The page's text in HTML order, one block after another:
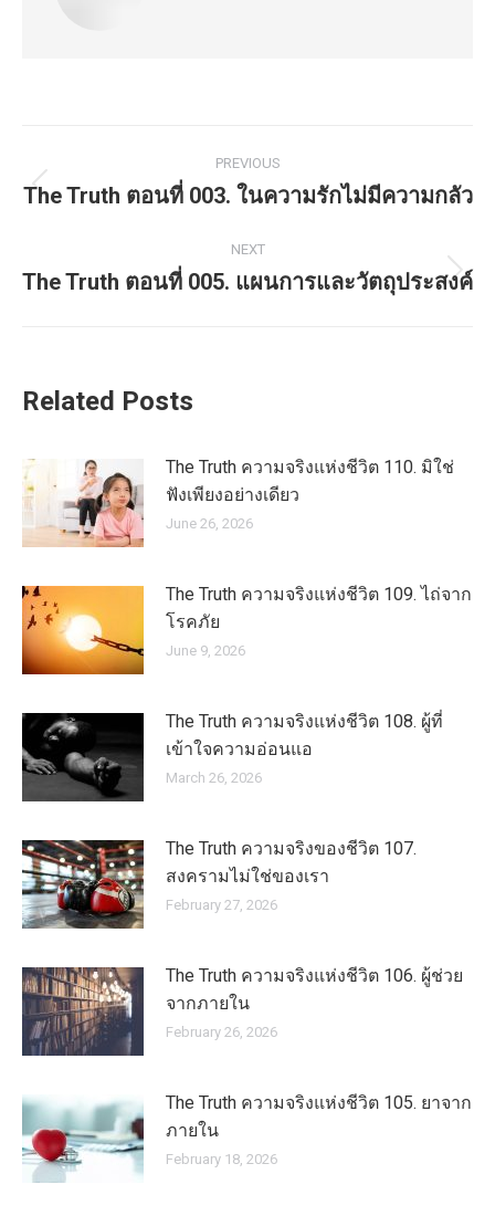
navigation
PREVIOUS
Previous
The Truth ตอนที่ 003. ในความรักไม่มีความกลัว
NEXT
Next
The Truth ตอนที่ 005. แผนการและวัตถุประสงค์
Related Posts
The Truth ความจริงแห่งชีวิต 110. มิใช่
ฟังเพียงอย่างเดียว
June 26, 2026
The Truth ความจริงแห่งชีวิต 109. ไถ่จาก
โรคภัย
June 9, 2026
The Truth ความจริงแห่งชีวิต 108. ผู้ที่
เข้าใจความอ่อนแอ
March 26, 2026
The Truth ความจริงของชีวิต 107.
สงครามไม่ใช่ของเรา
February 27, 2026
The Truth ความจริงแห่งชีวิต 106. ผู้ช่วย
จากภายใน
February 26, 2026
The Truth ความจริงแห่งชีวิต 105. ยาจาก
ภายใน
February 18, 2026